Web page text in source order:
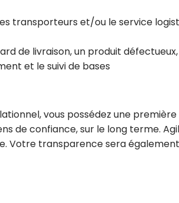
transporteurs et/ou le service
de livraison, un produit
et le suivi de bases
vous possédez une
de confiance, sur le long terme.
Votre transparence sera